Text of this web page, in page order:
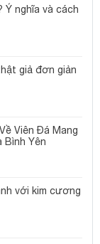
Ý nghĩa và cách
giả đơn giản
Viên Đá Mang
Bình Yên
với kim cương